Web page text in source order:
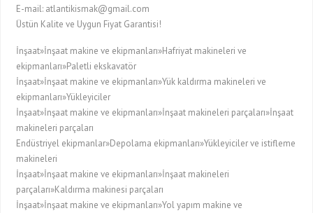
E-mail: atlantikismak@gmail.com
Üstün Kalite ve Uygun Fiyat Garantisi!
İnşaat»İnşaat makine ve ekipmanları»Hafriyat makineleri ve
ekipmanları»Paletli ekskavatör
İnşaat»İnşaat makine ve ekipmanları»Yük kaldırma makineleri ve
ekipmanları»Yükleyiciler
İnşaat»İnşaat makine ve ekipmanları»İnşaat makineleri parçaları»İnşaat
makineleri parçaları
Endüstriyel ekipmanlar»Depolama ekipmanları»Yükleyiciler ve istifleme
makineleri
İnşaat»İnşaat makine ve ekipmanları»İnşaat makineleri
parçaları»Kaldırma makinesi parçaları
İnşaat»İnşaat makine ve ekipmanları»Yol yapım makine ve